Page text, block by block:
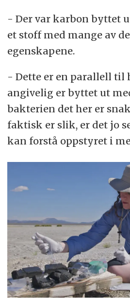
- Der var karbon byttet
et stoff med mange av
egenskapene.
- Dette er en parallell til
angivelig er byttet ut
bakterien det her er
faktisk er slik, er det jo
kan forstå oppstyret i